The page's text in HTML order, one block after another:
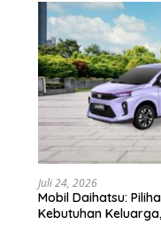
Juli 24, 2026
Mobil Daihatsu:
Kebutuhan